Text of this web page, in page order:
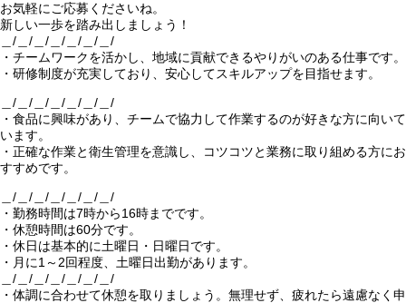
お気軽にご応募くださいね。
新しい一歩を踏み出しましょう！
＿/＿/＿/＿/＿/＿/＿/
・チームワークを活かし、地域に貢献できるやりがいのある仕事です。
・研修制度が充実しており、安心してスキルアップを目指せます。
＿/＿/＿/＿/＿/＿/＿/
・食品に興味があり、チームで協力して作業するのが好きな方に向いて
います。
・正確な作業と衛生管理を意識し、コツコツと業務に取り組める方にお
すすめです。
＿/＿/＿/＿/＿/＿/＿/
・勤務時間は7時から16時までです。
・休憩時間は60分です。
・休日は基本的に土曜日・日曜日です。
・月に1～2回程度、土曜日出勤があります。
＿/＿/＿/＿/＿/＿/＿/
・体調に合わせて休憩を取りましょう。無理せず、疲れたら遠慮なく申